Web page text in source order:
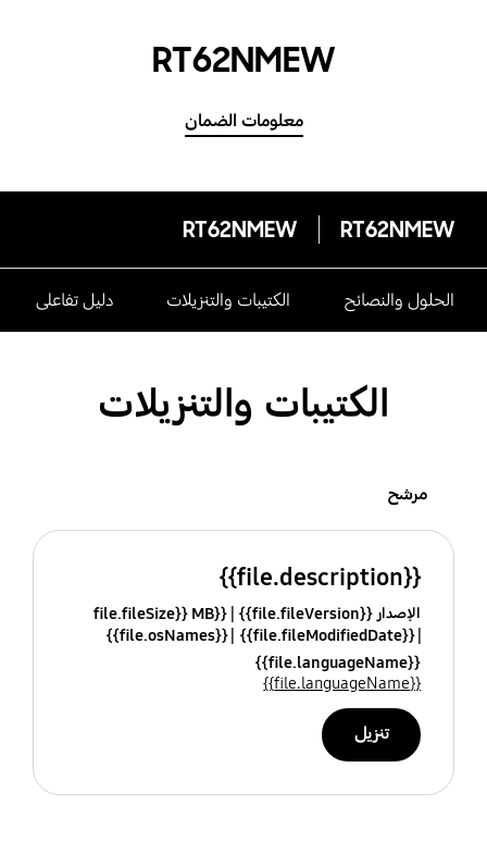
RT62NMEW
معلومات الضمان
RT62NMEW
RT62NMEW
الحلول والنصائح الكتيبات والتنزيلات دليل تفاعلى
الكتيبات والتنزيلات
مرشح
{{file.description}}
الإصدار {{file.fileVersion}}
{{file.fileSize}} MB
{{file.fileModifiedDate}}
{{file.osNames}}
{{file.languageName}}
{{file.languageName}}
تنزيل